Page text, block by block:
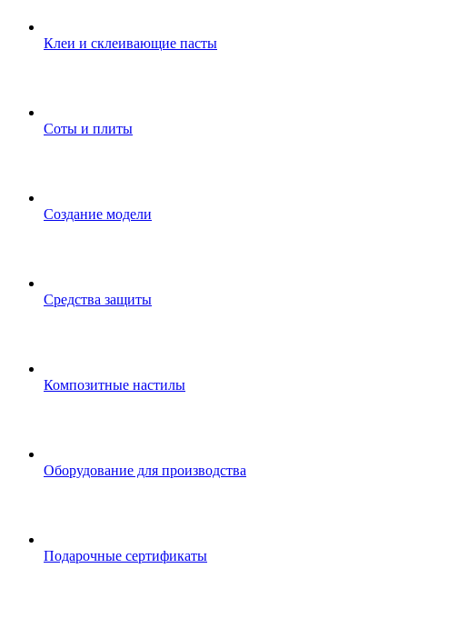
Клеи и склеивающие пасты
Соты и плиты
Создание модели
Средства защиты
Композитные настилы
Оборудование для производства
Подарочные сертификаты